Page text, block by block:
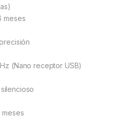
meses
(Nano receptor USB)
meses